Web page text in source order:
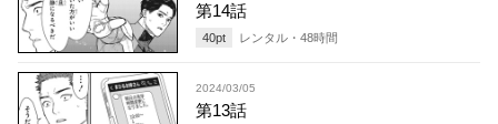
第14話
40pt レンタル・ 48時間
2024/03/05
第13話